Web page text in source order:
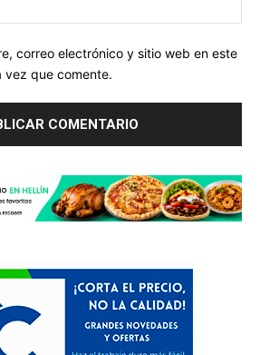
correo electrónico y sitio web en este
vez que comente.